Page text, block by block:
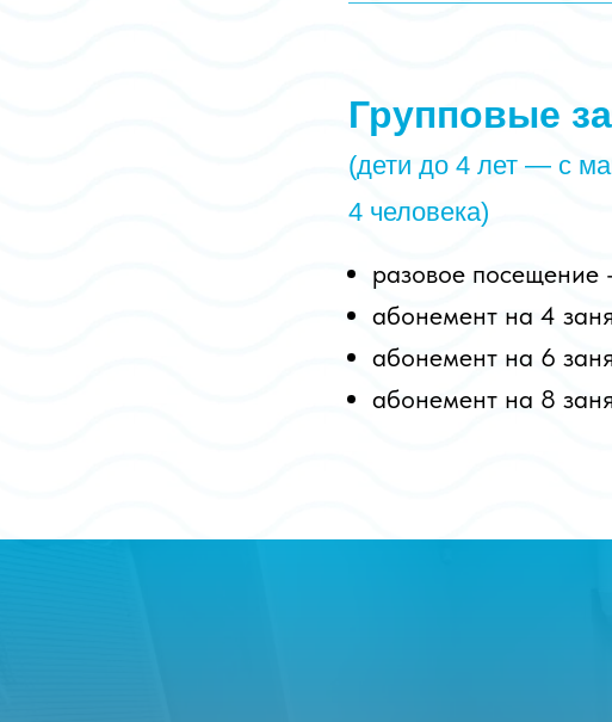
Групповые
(дети до 4 лет — с
4 человека)
разовое посещение
абонемент на 4
абонемент на 6
абонемент на 8